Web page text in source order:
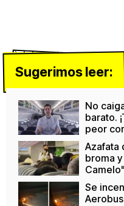
Sugerimos leer:
No
barato.
peor
Azafata
broma
Camelo"
Se